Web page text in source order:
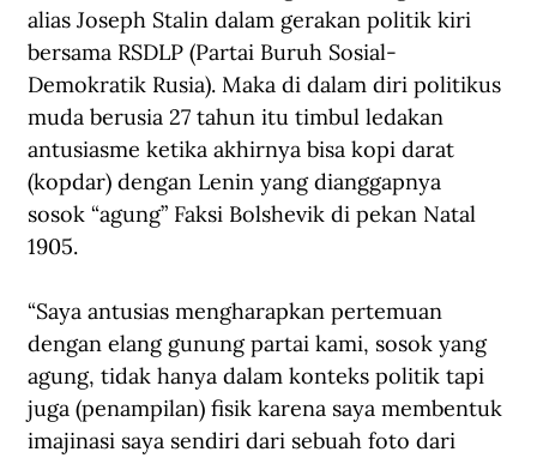
alias Joseph Stalin dalam gerakan politik kiri
bersama RSDLP (Partai Buruh Sosial-
Demokratik Rusia). Maka di dalam diri politikus
muda berusia 27 tahun itu timbul ledakan
antusiasme ketika akhirnya bisa kopi darat
(kopdar) dengan Lenin yang dianggapnya
sosok “agung” Faksi Bolshevik di pekan Natal
1905.
“Saya antusias mengharapkan pertemuan
dengan elang gunung partai kami, sosok yang
agung, tidak hanya dalam konteks politik tapi
juga (penampilan) fisik karena saya membentuk
imajinasi saya sendiri dari sebuah foto dari